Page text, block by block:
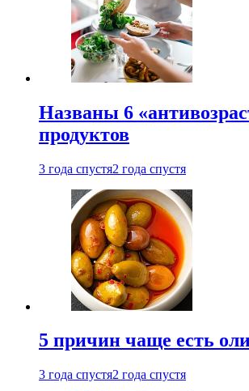
Названы 6
продуктов
3 года спустя2 года спустя
5 причин чаще есть
3 года спустя2 года спустя